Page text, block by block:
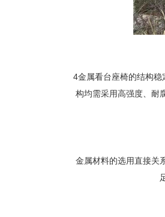
4金属看台座椅的结构
构均需采用高强度、耐
金属材料的选用直接关